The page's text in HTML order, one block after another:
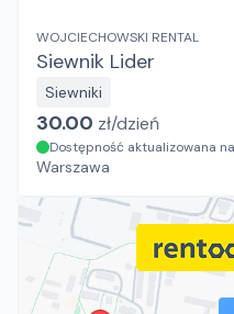
WOJCIECHOWSKI RENTAL
Siewnik Lider
Siewniki
30.00 zł/dzień
Dostępność aktualizowana
Warszawa